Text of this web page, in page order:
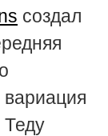
создал